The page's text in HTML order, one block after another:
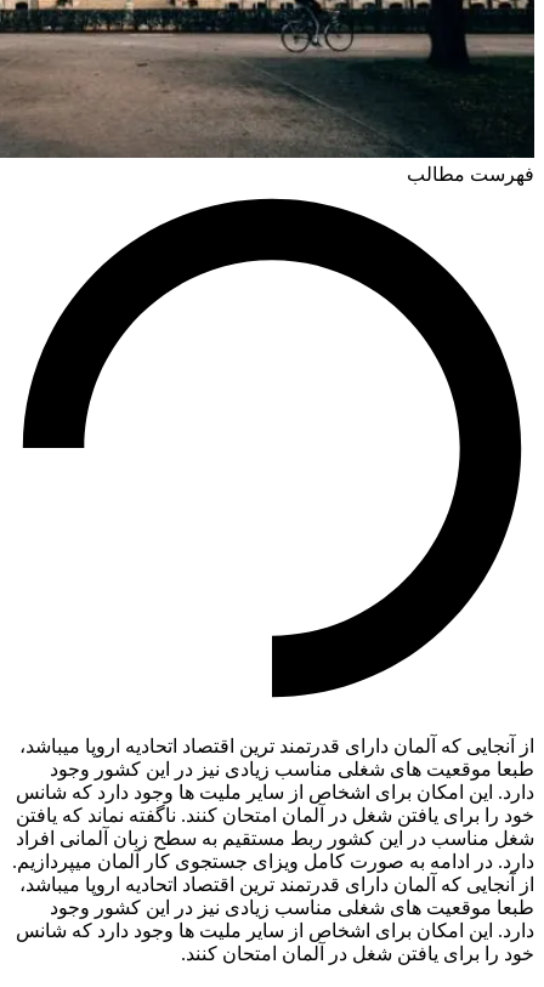
فهرست مطالب
از آنجایی که آلمان دارای قدرتمند ترین اقتصاد اتحادیه اروپا میباشد،
طبعا موقعیت های شغلی مناسب زیادی نیز در این کشور وجود
دارد. این امکان برای اشخاص از سایر ملیت ها وجود دارد که شانس
خود را برای یافتن شغل در آلمان امتحان کنند. ناگفته نماند که یافتن
شغل مناسب در این کشور ربط مستقیم به سطح زبان آلمانی افراد
دارد. در ادامه به صورت کامل ویزای جستجوی کار آلمان میپردازیم.
از آنجایی که آلمان دارای قدرتمند ترین اقتصاد اتحادیه اروپا میباشد،
طبعا موقعیت های شغلی مناسب زیادی نیز در این کشور وجود
دارد. این امکان برای اشخاص از سایر ملیت ها وجود دارد که شانس
خود را برای یافتن شغل در آلمان امتحان کنند.